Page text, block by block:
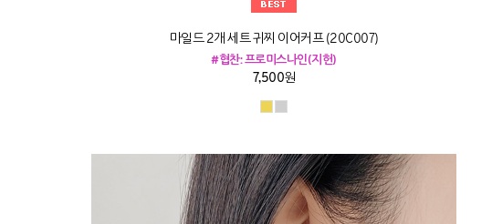
마일드 2개 세트 귀찌 이어커프 (20C007)
#협찬: 프로미스나인(지헌)
7,500원